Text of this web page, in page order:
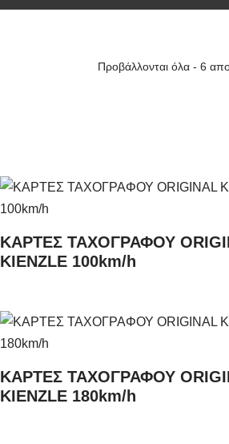
Προβάλλονται όλα - 6
ΚΑΡΤΕΣ ΤΑΧΟΓΡΑΦΟΥ
KIENZLE 100km/h
ΚΑΡΤΕΣ ΤΑΧΟΓΡΑΦΟΥ
KIENZLE 180km/h